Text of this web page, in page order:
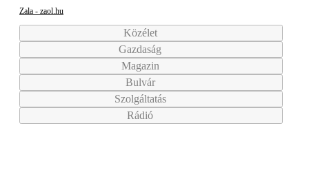
Zala - zaol.hu
Közélet
Gazdaság
Magazin
Bulvár
Szolgáltatás
Rádió